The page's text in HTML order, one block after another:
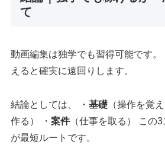
て
動画編集は独学でも習得可能です
えると確実に遠回りします。
結論としては、 ・基礎 （操作を覚
作る） ・案件（仕事を取る） この
が最短ルートです。